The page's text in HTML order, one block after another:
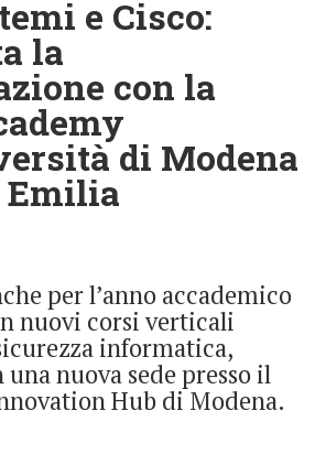
e Cisco:
la
con la
di Modena
Emilia
per l’anno accademico
nuovi corsi verticali
informatica,
nuova sede presso il
Hub di Modena.